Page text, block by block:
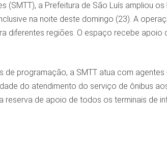
(SMTT), a Prefeitura de São Luís ampliou
na noite deste domingo (23). A
diferentes regiões. O espaço recebe apoio
de programação, a SMTT atua com
do atendimento do serviço de ônibus
reserva de apoio de todos os terminais de